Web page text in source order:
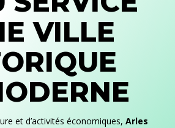
VILLE
et d’activités économiques, Arles